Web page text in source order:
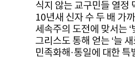
식지 않는 교구민들 열정
10년새 신자 수 두 배 가
세속주의 도전에 맞서는 ‘
그리스도 통해 얻는 ‘늘
민족화해·통일에 대한